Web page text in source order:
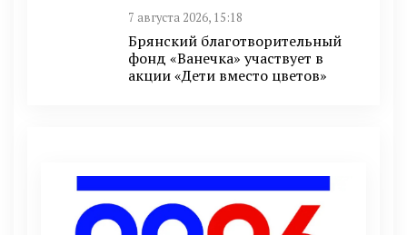
7 августа 2026, 15:18
Брянский благотворительный
фонд «Ванечка» участвует в
акции «Дети вместо цветов»